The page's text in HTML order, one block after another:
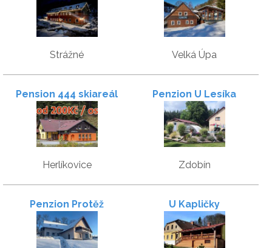
Strážné Velká Úpa
Pension 444 skiareál
Herlíkovice Bubákov
Herlíkovice
Penzion U Lesíka
Zdobín
Penzion Protěž U Kapličky